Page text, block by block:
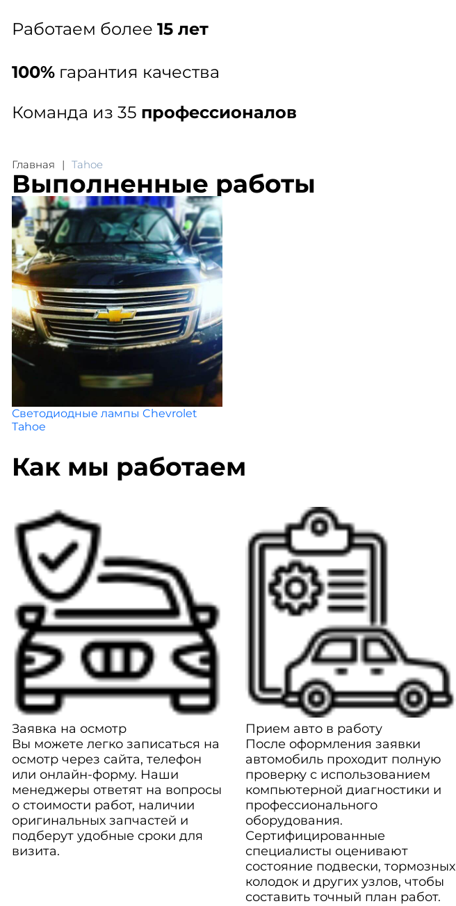
Работаем более 15 лет
100%гарантия качества
Команда из 35 профессионалов
Главная Tahoe
Выполненные работы
Светодиодные лампы Chevrolet
Tahoe
Как мы работаем
Заявка на осмотр
Вы можете легко записаться на
осмотр через сайта, телефон
или онлайн-форму. Наши
менеджеры ответят на вопросы
о стоимости работ, наличии
оригинальных запчастей и
подберут удобные сроки для
визита.
Прием авто в работу
После оформления заявки
автомобиль проходит полную
проверку с использованием
компьютерной диагностики и
профессионального
оборудования.
Сертифицированные
специалисты оценивают
состояние подвески, тормозных
колодок и других узлов, чтобы
составить точный план работ.